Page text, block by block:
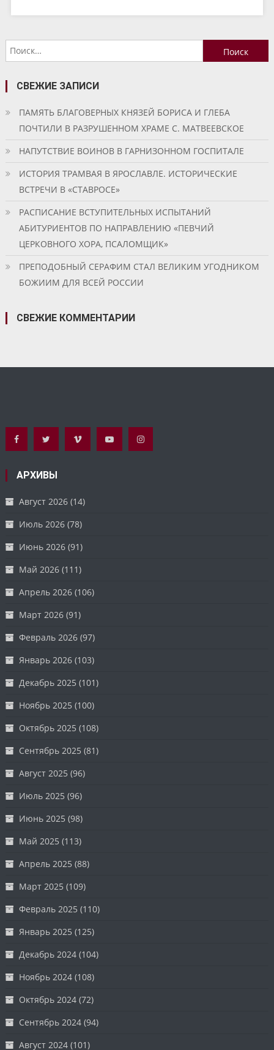
Найти:
СВЕЖИЕ ЗАПИСИ
ПАМЯТЬ БЛАГОВЕРНЫХ КНЯЗЕЙ БОРИСА И ГЛЕБА
ПОЧТИЛИ В РАЗРУШЕННОМ ХРАМЕ С. МАТВЕЕВСКОЕ
НАПУТСТВИЕ ВОИНОВ В ГАРНИЗОННОМ ГОСПИТАЛЕ
ИСТОРИЯ ТРАМВАЯ В ЯРОСЛАВЛЕ. ИСТОРИЧЕСКИЕ
ВСТРЕЧИ В «СТАВРОСЕ»
РАСПИСАНИЕ ВСТУПИТЕЛЬНЫХ ИСПЫТАНИЙ
АБИТУРИЕНТОВ ПО НАПРАВЛЕНИЮ «ПЕВЧИЙ
ЦЕРКОВНОГО ХОРА, ПСАЛОМЩИК»
ПРЕПОДОБНЫЙ СЕРАФИМ СТАЛ ВЕЛИКИМ УГОДНИКОМ
БОЖИИМ ДЛЯ ВСЕЙ РОССИИ
СВЕЖИЕ КОММЕНТАРИИ
АРХИВЫ
Август 2026 (14)
Июль 2026 (78)
Июнь 2026 (91)
Май 2026 (111)
Апрель 2026 (106)
Март 2026 (91)
Февраль 2026 (97)
Январь 2026 (103)
Декабрь 2025 (101)
Ноябрь 2025 (100)
Октябрь 2025 (108)
Сентябрь 2025 (81)
Август 2025 (96)
Июль 2025 (96)
Июнь 2025 (98)
Май 2025 (113)
Апрель 2025 (88)
Март 2025 (109)
Февраль 2025 (110)
Январь 2025 (125)
Декабрь 2024 (104)
Ноябрь 2024 (108)
Октябрь 2024 (72)
Сентябрь 2024 (94)
Август 2024 (101)